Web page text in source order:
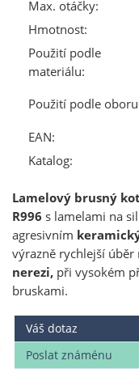
Max. otáčky:
Hmotnost:
Použití podle
materiálu:
Použití podle
EAN:
Katalog:
Lamelový brusný
R996 s lamelami na
agresivním
výrazně rychlejší
nerezi, při vysokém
bruskami.
Váš dotaz
Poslat známénu